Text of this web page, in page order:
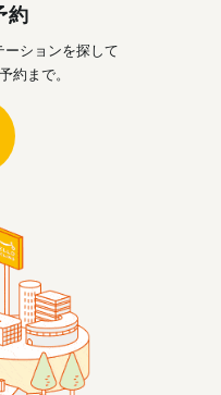
約
ーションを探して
約まで。